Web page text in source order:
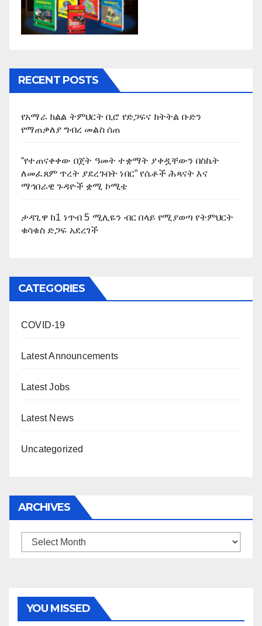
RECENT POSTS
የአማራ ክልል ትምህርት ቢሮ የድጋፍና ክትትል ቡድን
የማጠቃለያ ግብረ መልስ ሰጠ
“የተጠናቀቀው በጀት ዓመት ተቋማት ያቀዷቸውን በስኬት
ለመፈጸም ጥረት ያደረጉበት ነበር” የሴቶች ሕጻናት እና
ማኅበራዊ ጉዳዮች ቋሚ ኮሚቴ
ታዳጊዋ ከ1 ነጥብ 5 ሚሊዬን ብር በላይ የሚያወጣ የትምህርት
ቁሳቁስ ድጋፍ አደረገች
CATEGORIES
COVID-19
Latest Announcements
Latest Jobs
Latest News
Uncategorized
ARCHIVES
Archives
YOU MISSED